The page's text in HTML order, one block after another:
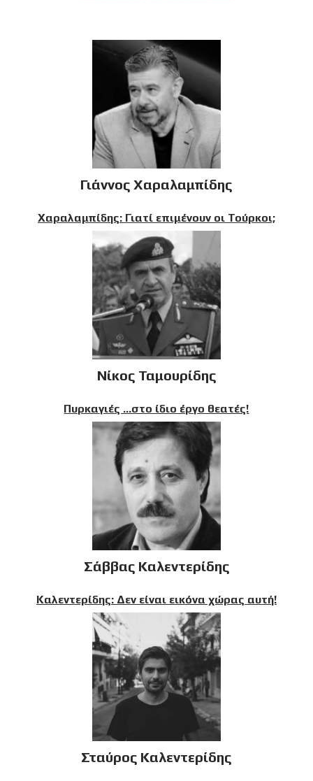
Γιάννος Χαραλαμπίδης
Χαραλαμπίδης: Γιατί επιμένουν οι Τούρκοι;
Νίκος Ταμουρίδης
Πυρκαγιές …στο ίδιο έργο θεατές!
Σάββας Καλεντερίδης
Καλεντερίδης: Δεν είναι εικόνα χώρας αυτή!
Σταύρος Καλεντερίδης